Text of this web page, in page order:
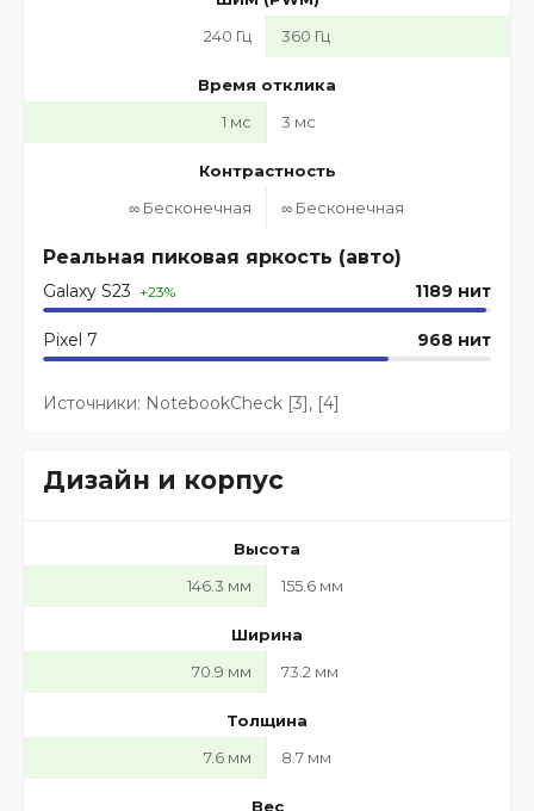
240 Гц
360 Гц
Время отклика
1 мс
3 мс
Контрастность
∞ Бесконечная
∞ Бесконечная
Реальная пиковая яркость (авто)
Galaxy S23 +23% 1189 нит
Pixel 7 968 нит
Источники: NotebookCheck [3], [4]
Дизайн и корпус
Высота
146.3 мм
155.6 мм
Ширина
70.9 мм
73.2 мм
Толщина
7.6 мм
8.7 мм
Вес